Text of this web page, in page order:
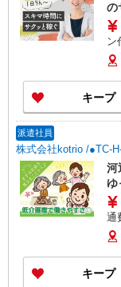
の
ン
キープ
派遣社員
株式会社kotrio /●TC-
河
ゆ
通
キープ